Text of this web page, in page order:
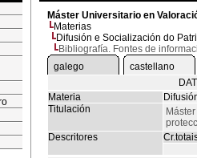
Máster Universitario en
Materias
Difusión e Socialización do
Bibliografía. Fontes de
galego
castellano
Materia
Titulación
Descritores